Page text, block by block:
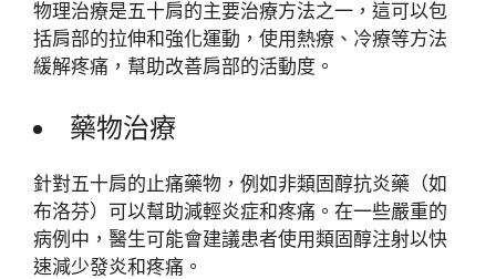
物理治療是五十肩的主要治療方法之一，這可以包
括肩部的拉伸和強化運動，使用熱療、冷療等方法
緩解疼痛，幫助改善肩部的活動度。
藥物治療
針對五十肩的止痛藥物，例如非類固醇抗炎藥（如
布洛芬）可以幫助減輕炎症和疼痛。在一些嚴重的
病例中，醫生可能會建議患者使用類固醇注射以快
速減少發炎和疼痛。